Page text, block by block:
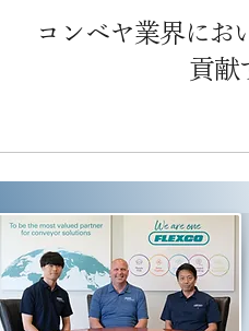
コンベヤ業界にお
貢献